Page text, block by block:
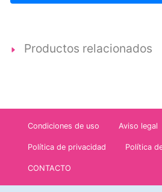
Productos relacionados
Condiciones de uso Aviso legal
Política de privacidad Política
CONTACTO